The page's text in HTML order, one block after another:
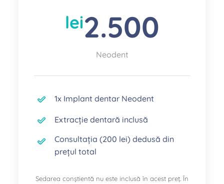
lei2.500
Neodent
1x Implant dentar Neodent
Extracție dentară inclusă
Consultația (200 lei) dedusă din
prețul total
Sedarea conștientă nu este inclusă în acest preț. În